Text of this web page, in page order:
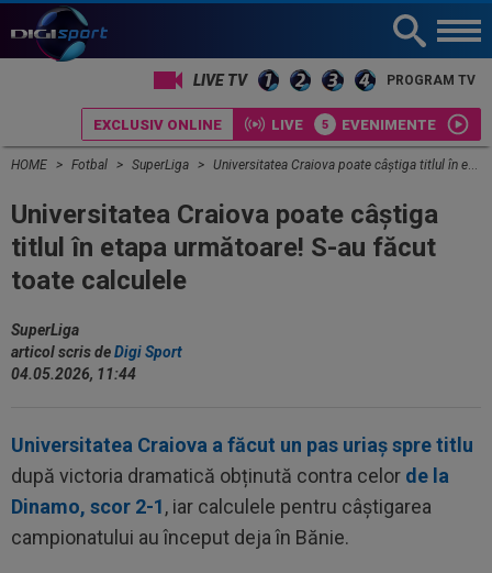
LIVE TV PROGRAM TV
EXCLUSIV ONLINE LIVE EVENIMENTE
HOME Fotbal SuperLiga Universitatea Craiova poate câștiga titlul în etapa următoare! S-au făcut toate calculele
Universitatea Craiova poate câștiga
titlul în etapa următoare! S-au făcut
toate calculele
SuperLiga
articol scris deDigi Sport
04.05.2026, 11:44
Universitatea Craiova a făcut un pas uriaș spre titlu
după victoria dramatică obținută contra celor de la
Dinamo, scor 2-1, iar calculele pentru câștigarea
campionatului au început deja în Bănie.